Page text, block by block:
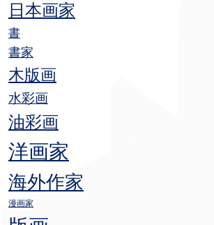
日本画家
書
書家
木版画
水彩画
油彩画
洋画家
海外作家
漫画家